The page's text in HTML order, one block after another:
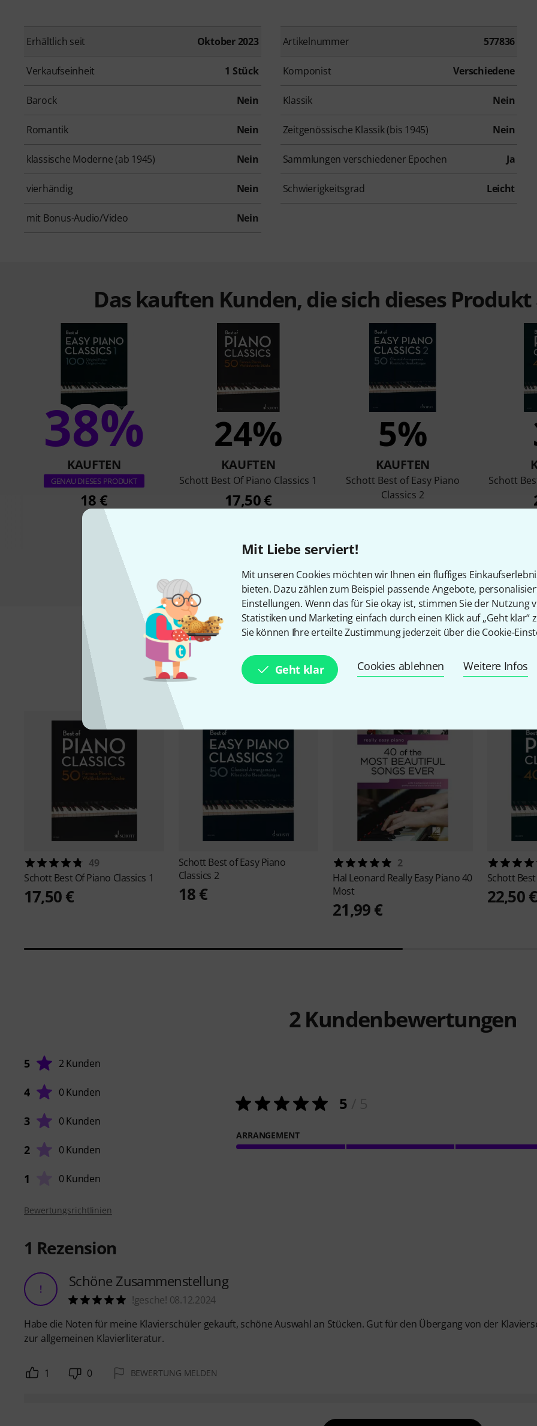
Mit Liebe serviert!
Mit unseren Cookies möchten wir Ihnen ein fluffiges
bieten. Dazu zählen zum Beispiel passende Angebote,
Einstellungen. Wenn das für Sie okay ist, stimmen Sie der Nutzung
Statistiken und Marketing einfach durch einen Klick auf „Geht klar“
Sie können Ihre erteilte Zustimmung jederzeit über die Cookie-
Geht klar Cookies ablehnen Weitere Infos
Erhältlich seit Oktober 2023 Artikelnummer 577836
Verkaufseinheit 1 Stück Komponist Verschiedene
Barock Nein Klassik Nein
Romantik Nein Zeitgenössische Klassik (bis 1945) Nein
klassische Moderne (ab 1945) Nein Sammlungen verschiedener Epochen Ja
vierhändig Nein Schwierigkeitsgrad Leicht
mit Bonus-Audio/Video Nein
Das kauften Kunden, die sich dieses
38%
KAUFTEN
GENAU DIESES PRODUKT
18 €
24%
KAUFTEN
Schott Best Of Piano Classics 1
17,50 €
5%
KAUFTEN
Schott Best of Easy Piano
Classics 2
18 €
Schott
Vergleichen
Zubehör & passende Artikel
49
Schott Best Of Piano Classics 1
17,50 €
Schott Best of Easy Piano
Classics 2
18 €
2
Hal Leonard Really Easy Piano 40
Most
21,99 €
Schott
22,50 €
2Kundenbewertungen
5 2 Kunden
4 0 Kunden
3 0 Kunden
2 0 Kunden
1 0 Kunden
5
ARRANGEMENT
Bewertungsrichtlinien
1 Rezension
! Schöne Zusammenstellung
!gesche! 08.12.2024
Habe die Noten für meine Klavierschüler gekauft, schöne Auswahl an Stücken. Gut für den Übergang von der
zur allgemeinen Klavierliteratur.
1 0 BEWERTUNG MELDEN